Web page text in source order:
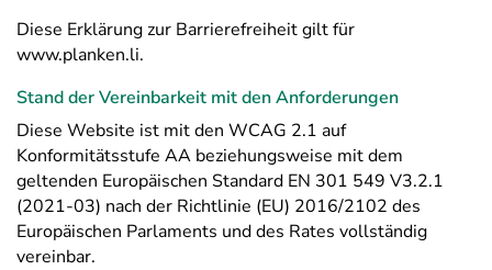
Diese Erklärung zur Barrierefreiheit gilt für
www.planken.li.
Stand der Vereinbarkeit mit den Anforderungen
Diese Website ist mit den WCAG 2.1 auf
Konformitätsstufe AA beziehungsweise mit dem
geltenden Europäischen Standard EN 301 549 V3.2.1
(2021-03) nach der Richtlinie (EU) 2016/2102 des
Europäischen Parlaments und des Rates vollständig
vereinbar.